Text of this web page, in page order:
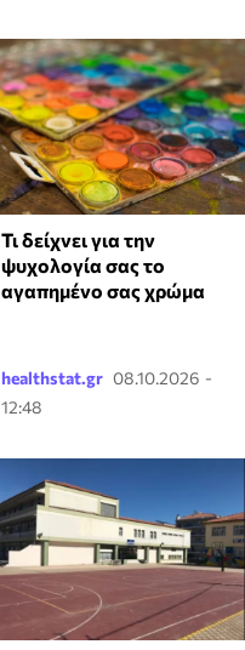
Τι δείχνει για την
ψυχολογία σας το
αγαπημένο σας χρώμα
healthstat.gr 08.10.2026 -
12:48